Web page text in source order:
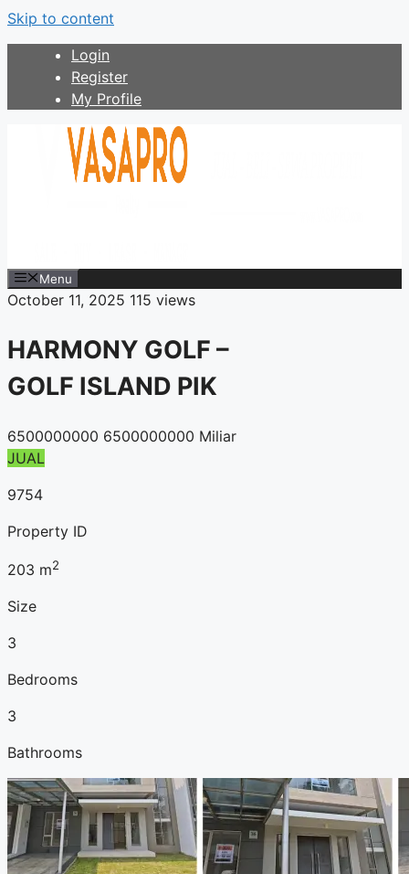
Skip to content
Login
Register
My Profile
Menu
October 11, 2025 115 views
HARMONY GOLF –
GOLF ISLAND PIK
6500000000 6500000000 Miliar
JUAL
9754
Property ID
203 m2
Size
3
Bedrooms
3
Bathrooms